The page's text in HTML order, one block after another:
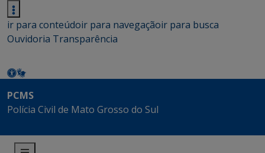
ir para conteúdoir para navegaçãoir para busca
Ouvidoria Transparência
PCMS
Polícia Civil de Mato Grosso do Sul